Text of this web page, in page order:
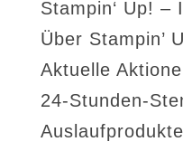
Stampin‘ Up! –
Über Stampin’
Aktuelle
24-Stunden-
Auslaufprodukte